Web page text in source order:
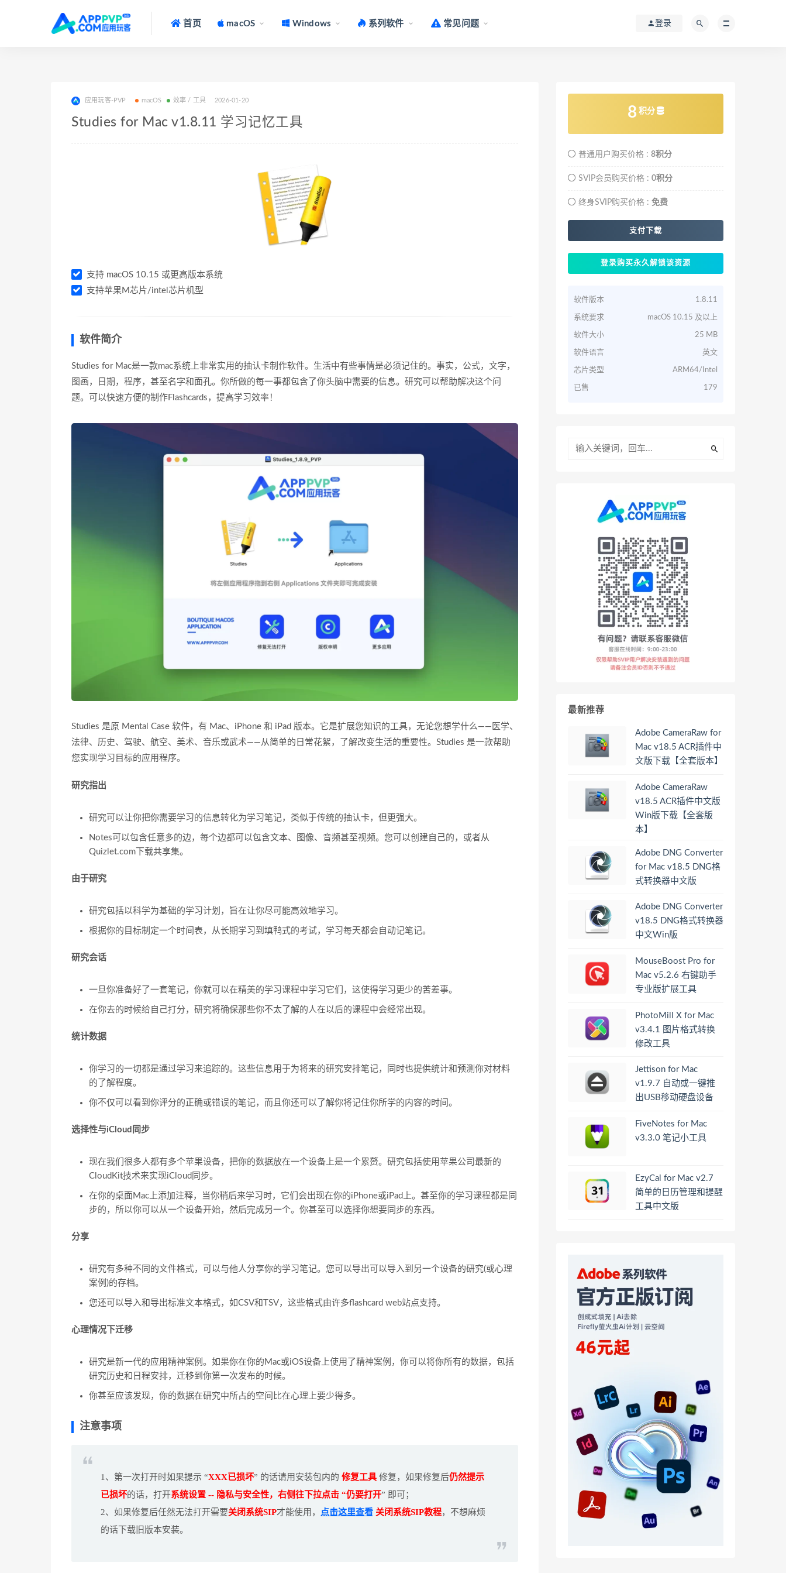
首页 macOS Windows 系列软件 常见问题 登录
应用玩客-PVP macOS 效率 / 工具 2026-01-20
Studies for Mac v1.8.11 学习记忆工具
支持 macOS 10.15 或更高版本系统
支持苹果M芯片/intel芯片机型
软件简介
Studies for Mac是一款mac系统上非常实用的抽认卡制作软件。生活中有些事情是必须记住的。事实，公式，文字，
图画，日期，程序，甚至名字和面孔。你所做的每一事都包含了你头脑中需要的信息。研究可以帮助解决这个问
题。可以快速方便的制作Flashcards，提高学习效率！
Studies 是原 Mental Case 软件，有 Mac、iPhone 和 iPad 版本。它是扩展您知识的工具，无论您想学什么——医学、
法律、历史、驾驶、航空、美术、音乐或武术——从简单的日常花絮，了解改变生活的重要性。Studies 是一款帮助
您实现学习目标的应用程序。
研究指出
研究可以让你把你需要学习的信息转化为学习笔记，类似于传统的抽认卡，但更强大。
Notes可以包含任意多的边，每个边都可以包含文本、图像、音频甚至视频。您可以创建自己的，或者从
Quizlet.com下载共享集。
由于研究
研究包括以科学为基础的学习计划，旨在让你尽可能高效地学习。
根据你的目标制定一个时间表，从长期学习到填鸭式的考试，学习每天都会自动记笔记。
研究会话
一旦你准备好了一套笔记，你就可以在精美的学习课程中学习它们，这使得学习更少的苦差事。
在你去的时候给自己打分，研究将确保那些你不太了解的人在以后的课程中会经常出现。
统计数据
你学习的一切都是通过学习来追踪的。这些信息用于为将来的研究安排笔记，同时也提供统计和预测你对材料
的了解程度。
你不仅可以看到你评分的正确或错误的笔记，而且你还可以了解你将记住你所学的内容的时间。
选择性与iCloud同步
现在我们很多人都有多个苹果设备，把你的数据放在一个设备上是一个累赘。研究包括使用苹果公司最新的
CloudKit技术来实现iCloud同步。
在你的桌面Mac上添加注释，当你稍后来学习时，它们会出现在你的iPhone或iPad上。甚至你的学习课程都是同
步的，所以你可以从一个设备开始，然后完成另一个。你甚至可以选择你想要同步的东西。
分享
研究有多种不同的文件格式，可以与他人分享你的学习笔记。您可以导出可以导入到另一个设备的研究(或心理
案例)的存档。
您还可以导入和导出标准文本格式，如CSV和TSV，这些格式由许多flashcard web站点支持。
心理情况下迁移
研究是新一代的应用精神案例。如果你在你的Mac或iOS设备上使用了精神案例，你可以将你所有的数据，包括
研究历史和日程安排，迁移到你第一次发布的时候。
你甚至应该发现，你的数据在研究中所占的空间比在心理上要少得多。
注意事项
1、第一次打开时如果提示 “XXX已损坏” 的话请用安装包内的 修复工具 修复，如果修复后仍然提示
已损坏的话，打开系统设置 -- 隐私与安全性，右侧往下拉点击 “仍要打开” 即可；
2、如果修复后任然无法打开需要关闭系统SIP才能使用， 点击这里查看 关闭系统SIP教程，不想麻烦
的话下载旧版本安装。
8 积分
普通用户购买价格 : 8积分
SVIP会员购买价格 : 0积分
终身SVIP购买价格 : 免费
支付下载
登录购买永久解锁该资源
软件版本 1.8.11
系统要求 macOS 10.15 及以上
软件大小 25 MB
软件语言 英文
芯片类型 ARM64/Intel
已售 179
最新推荐
Adobe CameraRaw for
Mac v18.5 ACR插件中
文版下载【全套版本】
Adobe CameraRaw
v18.5 ACR插件中文版
Win版下载【全套版
本】
Adobe DNG Converter
for Mac v18.5 DNG格
式转换器中文版
Adobe DNG Converter
v18.5 DNG格式转换器
中文Win版
MouseBoost Pro for
Mac v5.2.6 右键助手
专业版扩展工具
PhotoMill X for Mac
v3.4.1 图片格式转换
修改工具
Jettison for Mac
v1.9.7 自动或一键推
出USB移动硬盘设备
FiveNotes for Mac
v3.3.0 笔记小工具
EzyCal for Mac v2.7
简单的日历管理和提醒
工具中文版